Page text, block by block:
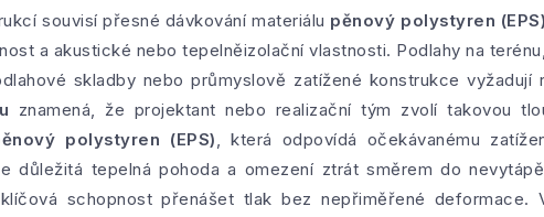
souvisí přesné dávkování materiálu pěnový polystyren
a akustické nebo tepelněizolační vlastnosti. Podlahy na
skladby nebo průmyslově zatížené konstrukce vyžadují
znamená, že projektant nebo realizační tým zvolí takovou
polystyren (EPS), která odpovídá očekávanému
důležitá tepelná pohoda a omezení ztrát směrem do
schopnost přenášet tlak bez nepřiměřené deformace.